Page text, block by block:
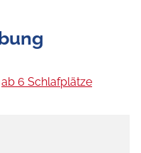
ab 6 Schlafplätze